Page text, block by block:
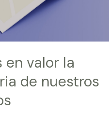
en valor la
de nuestros